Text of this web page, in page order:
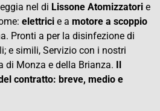
nel di Lissone Atomizzatori e
elettrici e a motore a scoppio
Pronti a per la disinfezione di
e simili, Servizio con i nostri
di Monza e della Brianza. Il
contratto: breve, medio e